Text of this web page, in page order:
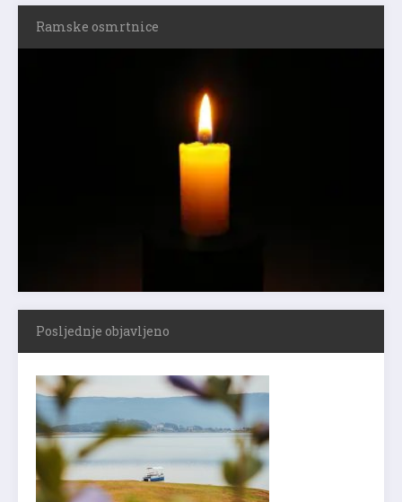
Ramske osmrtnice
Posljednje objavljeno